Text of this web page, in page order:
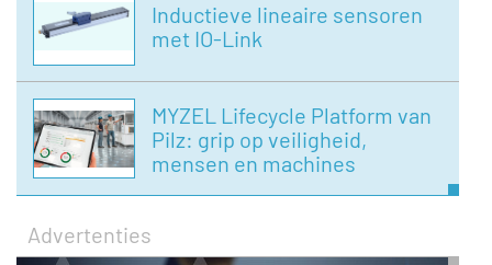
Inductieve lineaire sensoren
met IO-Link
MYZEL Lifecycle Platform van
Pilz: grip op veiligheid,
mensen en machines
Advertenties